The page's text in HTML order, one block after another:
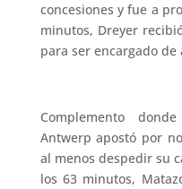
concesiones y fue a
minutos, Dreyer
para ser encargado
Complemento
Antwerp apostó por
al menos despedir su
los 63 minutos,